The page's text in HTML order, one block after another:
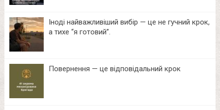
Іноді найважливіший вибір — це не гучний крок,
а тихе “я готовий”.
Повернення — це відповідальний крок